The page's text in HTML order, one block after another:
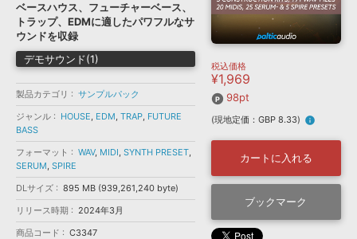
サンプルパック »
ソフトウェア／ツール »
DAW »
効果音 »
BGM »
特集 »
ニュースレター »
SONICWIREブログ »
製品サポート情報 »
DTMガイド »
FAQ »
お問い合わせ »
音楽カード
楽曲配信流通 サービス
無償のサウンド管理ソフト
ELECTRONICA
EDM TRANCE MUTANT
ROUTER.FM
SONOCA
ソフト音源 プラグイン・エフェクト
ソフトウェア／ツール 効果音
メーカー
フォーマット
ランキング
ベースハウス、フューチャーベース、
トラップ、EDMに適したパワフルなサ
ウンドを収録
デモサウンド(1)
製品カテゴリ
サンプルパック
ジャンル
HOUSE, EDM, TRAP, FUTURE
BASS
フォーマット
WAV, MIDI, SYNTH PRESET,
SERUM, SPIRE
DLサイズ
895 MB (939,261,240 byte)
リリース時期
2024年3月
商品コード
C3347
税込価格
¥1,969
98pt
(現地定価：GBP 8.33) info
カートに入れる
ブックマーク